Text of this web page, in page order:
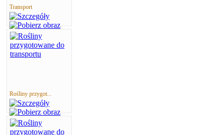
Transport
Rośliny przygot...